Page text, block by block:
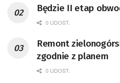
Będzie II etap
0 UDOST.
Remont
zgodnie z planem
0 UDOST.